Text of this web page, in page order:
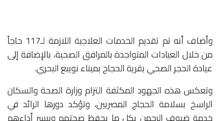
وأضاف أنه تم تقديم الخدمات العلاجية اللازمة لـ117 حاجاً
من خلال العيادات المتواجدة بالمرافق الصحية، بالإضافة إلى
عيادة الحجر الصحي بقرية الحجاج بميناء نويبع البحري.
وتعكس هذه الجهود المكثفة التزام وزارة الصحة والسكان
الراسخ بسلامة الحجاج المصريين، وتؤكد دورها الرائد في